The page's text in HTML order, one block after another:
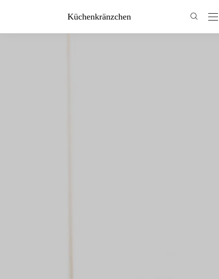
Küchenkränzchen